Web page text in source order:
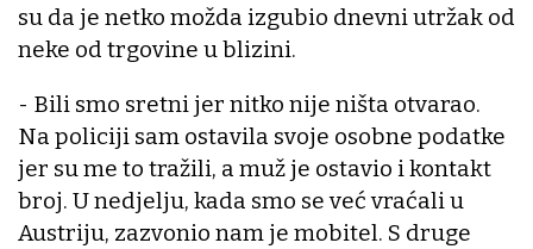
su da je netko možda izgubio dnevni utržak od
neke od trgovine u blizini.
- Bili smo sretni jer nitko nije ništa otvarao.
Na policiji sam ostavila svoje osobne podatke
jer su me to tražili, a muž je ostavio i kontakt
broj. U nedjelju, kada smo se već vraćali u
Austriju, zazvonio nam je mobitel. S druge